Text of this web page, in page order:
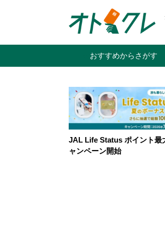
おすすめからさがす
JAL Life Status ポイント最
ャンペーン開始